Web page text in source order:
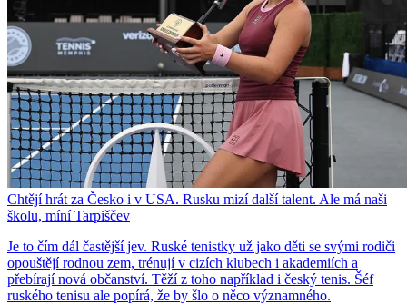
Chtějí hrát za Česko i v USA. Rusku mizí další talent. Ale má naši
školu, míní Tarpiščev
Je to čím dál častější jev. Ruské tenistky už jako děti se svými rodiči
opouštějí rodnou zem, trénují v cizích klubech i akademiích a
přebírají nová občanství. Těží z toho například i český tenis. Šéf
ruského tenisu ale popírá, že by šlo o něco významného.